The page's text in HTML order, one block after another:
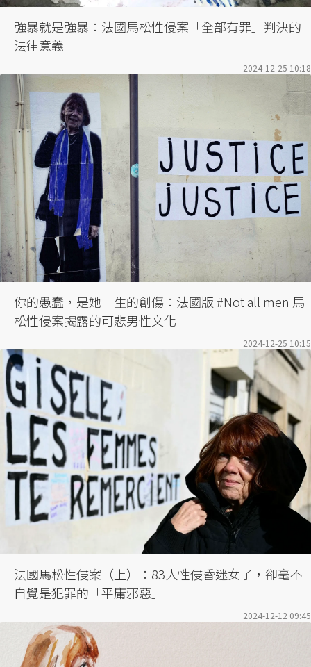
強暴就是強暴：法國馬松性侵案「全部有罪」判決的
法律意義
2024-12-25 10:18
你的愚蠢，是她一生的創傷：法國版 #Not all men 馬
松性侵案揭露的可悲男性文化
2024-12-25 10:15
法國馬松性侵案（上）：83人性侵昏迷女子，卻毫不
自覺是犯罪的「平庸邪惡」
2024-12-12 09:45